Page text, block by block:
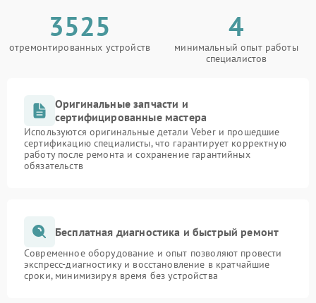
3525
отремонтированных устройств
4
минимальный опыт работы
специалистов
Оригинальные запчасти и
сертифицированные мастера
Используются оригинальные детали Veber и прошедшие
сертификацию специалисты, что гарантирует корректную
работу после ремонта и сохранение гарантийных
обязательств
Бесплатная диагностика и быстрый ремонт
Современное оборудование и опыт позволяют провести
экспресс-диагностику и восстановление в кратчайшие
сроки, минимизируя время без устройства